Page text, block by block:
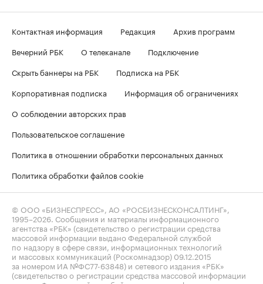
Контактная информация Редакция
Архив программ
Вечерний РБК
О телеканале
Подключение
Скрыть баннеры на РБК
Подписка на РБК
Корпоративная подписка
Информация об ограничениях
О соблюдении авторских прав
Пользовательское соглашение
Политика в отношении обработки персональных данных
Политика обработки файлов cookie
© ООО «БИЗНЕСПРЕСС», АО «РОСБИЗНЕСКОНСАЛТИНГ»,
1995–2026 . Сообщения и материалы информационного
агентства «РБК» (свидетельство о регистрации средства
массовой информации выдано Федеральной службой
по надзору в сфере связи, информационных технологий
и массовых коммуникаций (Роскомнадзор) 09.12.2015
за номером ИА №ФС77-63848) и сетевого издания «РБК»
(свидетельство о регистрации средства массовой информации